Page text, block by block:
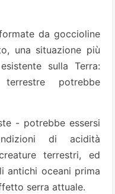
da goccioline
una situazione più
sulla Terra:
potrebbe
- potrebbe essersi
di acidità
terrestri, ed
antichi oceani prima
serra attuale.